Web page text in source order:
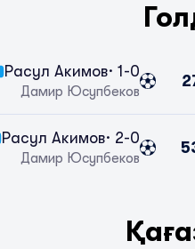
Расул Акимов· 1-0
Дамир Юсупбеков
Расул Акимов· 2-0
Дамир Юсупбеков